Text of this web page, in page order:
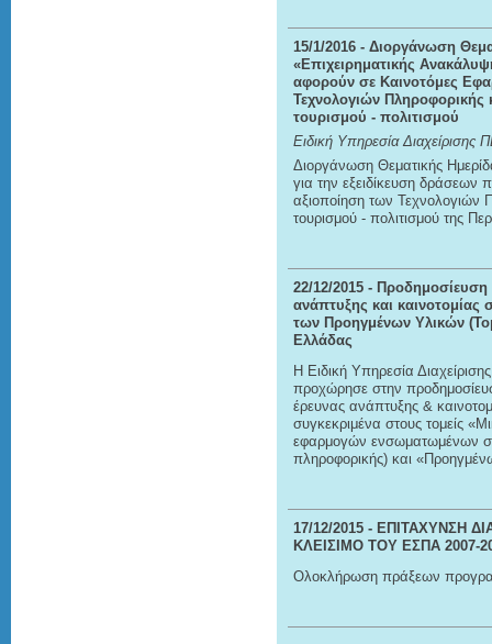
15/1/2016 - Διοργάνωση
«Επιχειρηματικής
αφορούν σε Καινοτόμες
Τεχνολογιών Πληροφορικής
τουρισμού - πολιτισμού
Ειδική Υπηρεσία
Διοργάνωση Θεματικής
για την εξειδίκευση δράσεων
αξιοποίηση των Τεχνολογιών
τουρισμού - πολιτισμού της
22/12/2015 - Προδημοσίευση
ανάπτυξης και καινοτομίας
των Προηγμένων Υλικών
Ελλάδας
Η Ειδική Υπηρεσία
προχώρησε στην
έρευνας ανάπτυξης &
συγκεκριμένα στους τομείς
εφαρμογών ενσωματωμένων
πληροφορικής) και
17/12/2015 - ΕΠΙΤΑΧΥΝΣΗ
ΚΛΕΙΣΙΜΟ ΤΟΥ ΕΣΠΑ 2007-
Ολοκλήρωση πράξεων